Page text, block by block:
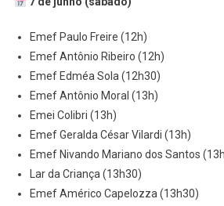
Emef Paulo Freire (12h)
Emef Antônio Ribeiro (12h)
Emef Edméa Sola (12h30)
Emef Antônio Moral (13h)
Emei Colibri (13h)
Emef Geralda César Vilardi (13h)
Emef Nivando Mariano dos Santos
Lar da Criança (13h30)
Emef Américo Capelozza (13h30)